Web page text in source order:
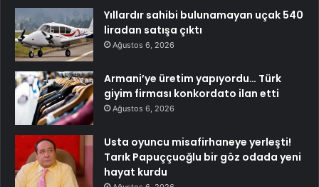
Yıllardır sahibi bulunamayan uçak 540
liradan satışa çıktı
Ağustos 6, 2026
Armani’ye üretim yapıyordu… Türk
giyim firması konkordato ilan etti
Ağustos 6, 2026
Usta oyuncu misafirhaneye yerleşti!
Tarık Papuççuoğlu bir göz odada yeni
hayat kurdu